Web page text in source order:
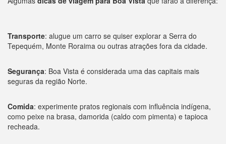
Transporte: alugue um carro se quiser explorar a Serra do
Tepequém, Monte Roraima ou outras atrações fora da cidade.
Segurança: Boa Vista é considerada uma das capitais mais
seguras da região Norte.
Comida: experimente pratos regionais com influência indígena,
como peixe na brasa, damorida (caldo com pimenta) e tapioca
recheada.